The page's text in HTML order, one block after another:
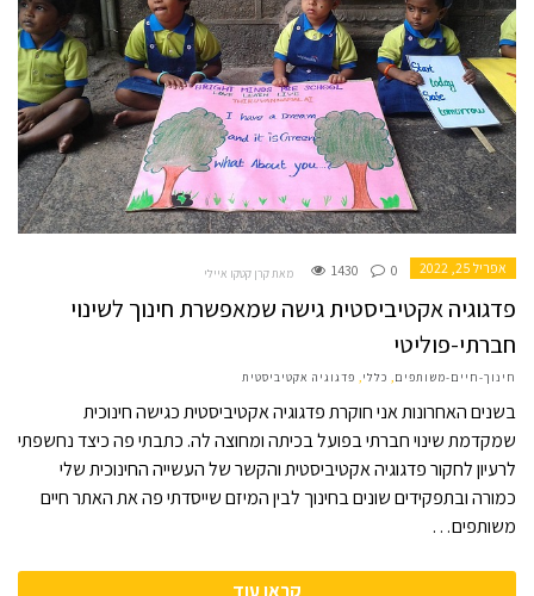
אפריל 25, 2022 1430 0 מאת קרן קטקו איילי
פדגוגיה אקטיביסטית גישה שמאפשרת חינוך לשינוי
חברתי-פוליטי
חינוך-חיים-משותפים, כללי, פדגוגיה אקטיביסטית
בשנים האחרונות אני חוקרת פדגוגיה אקטיביסטית כגישה חינוכית
שמקדמת שינוי חברתי בפועל בכיתה ומחוצה לה. כתבתי פה כיצד נחשפתי
לרעיון לחקור פדגוגיה אקטיביסטית והקשר של העשייה החינוכית שלי
כמורה ובתפקידים שונים בחינוך לבין המיזם שייסדתי פה את האתר חיים
משותפים…